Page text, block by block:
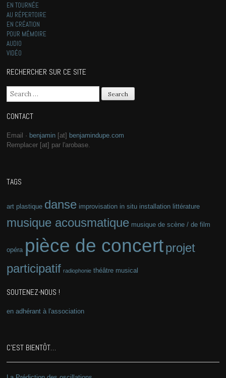
EN TOURNÉE
AU RÉPERTOIRE
EN CRÉATION
POUR MÉMOIRE
AUDIO
VIDÉO
RECHERCHER SUR CE SITE
Search for:
CONTACT
Email · benjamin [at] benjamindupe.com
Remplacer [at] par l'arobase.
TAGS
art plastique danse improvisation in situ installation littérature
musique acousmatique musique de scène / de film
opéra pièce de concertprojet
participatif radiophonie théâtre musical
SOUTENEZ-NOUS !
en adhérant à l'association
C’EST BIENTÔT…